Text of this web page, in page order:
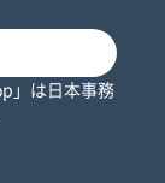
」は日本事務